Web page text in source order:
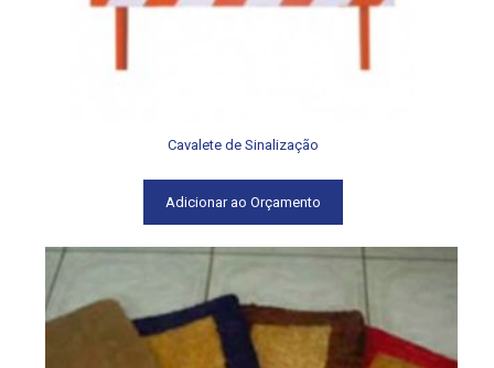
Cavalete de Sinalização
Adicionar ao Orçamento